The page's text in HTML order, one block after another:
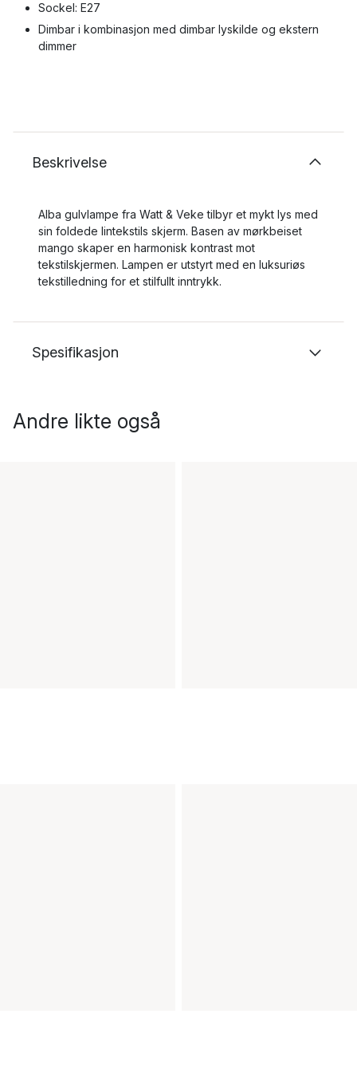
Sockel: E27
Dimbar i kombinasjon med dimbar lyskilde og ekstern
dimmer
Beskrivelse
Alba gulvlampe fra Watt & Veke tilbyr et mykt lys med
sin foldede lintekstils skjerm. Basen av mørkbeiset
mango skaper en harmonisk kontrast mot
tekstilskjermen. Lampen er utstyrt med en luksuriøs
tekstilledning for et stilfullt inntrykk.
Spesifikasjon
Andre likte også